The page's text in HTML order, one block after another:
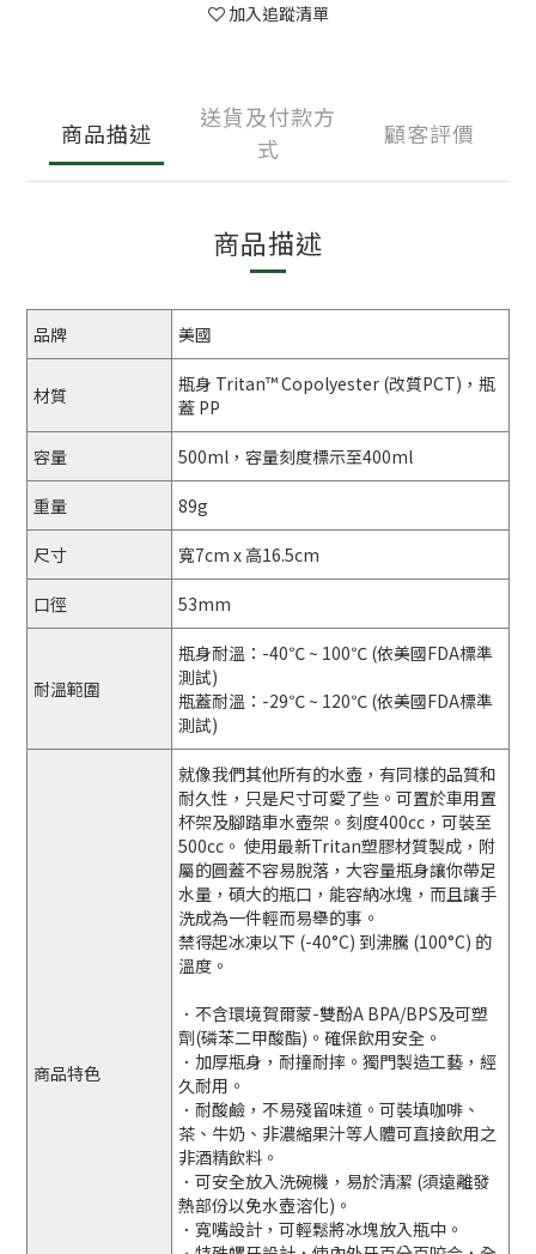
加入追蹤清單
商品描述
送貨及付款方
式
顧客評價
商品描述
品牌 美國
材質
瓶身 Tritan™ Copolyester (改質PCT)，瓶
蓋 PP
容量 500ml，容量刻度標示至400ml
重量 89g
尺寸 寬7cm x 高16.5cm
口徑 53mm
耐溫範圍
瓶身耐溫：-40℃ ~ 100℃ (依美國FDA標準
測試)
瓶蓋耐溫：-29℃ ~ 120℃ (依美國FDA標準
測試)
商品特色
就像我們其他所有的水壺，有同樣的品質和
耐久性，只是尺寸可愛了些。可置於車用置
杯架及腳踏車水壺架。刻度400cc，可裝至
500cc。 使用最新Tritan塑膠材質製成，附
屬的圓蓋不容易脫落，大容量瓶身讓你帶足
水量，碩大的瓶口，能容納冰塊，而且讓手
洗成為一件輕而易舉的事。
禁得起冰凍以下 (-40°C) 到沸騰 (100°C) 的
溫度。
．不含環境賀爾蒙-雙酚A BPA/BPS及可塑
劑(磷苯二甲酸酯)。確保飲用安全。
．加厚瓶身，耐撞耐摔。獨門製造工藝，經
久耐用。
．耐酸鹼，不易殘留味道。可裝填咖啡、
茶、牛奶、非濃縮果汁等人體可直接飲用之
非酒精飲料。
．可安全放入洗碗機，易於清潔 (須遠離發
熱部份以免水壺溶化)。
．寬嘴設計，可輕鬆將冰塊放入瓶中。